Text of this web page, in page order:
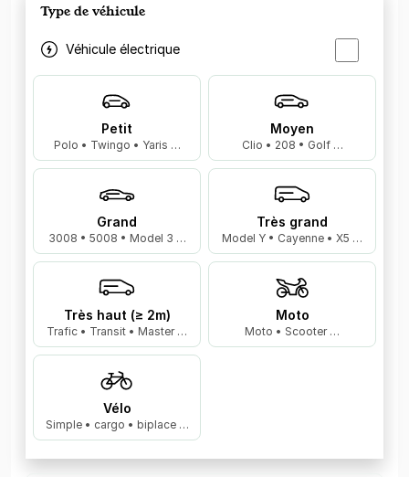
Type de véhicule
Véhicule électrique
Petit
Polo • Twingo • Yaris …
Moyen
Clio • 208 • Golf …
Grand
3008 • 5008 • Model 3 …
Très grand
Model Y • Cayenne • X5 …
Très haut (≥ 2m)
Trafic • Transit • Master …
Moto
Moto • Scooter …
Vélo
Simple • cargo • biplace …